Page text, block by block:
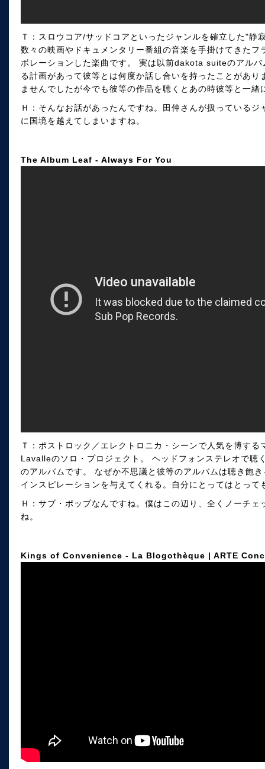
Ｔ：スロウコア/サッドコアといったジャンルを確立した"
数々の映画やドキュメンタリー番組の音楽を手掛けてきた
ボレーションした楽曲です。 実は以前dakota suiteのアル
る計画があって彼等とは何度か話し合いを持ったことがあ
ませんでしたが今でも彼等の作品を聴くとあの時彼等と一
Ｈ：そんなお話があったんですね。田仲さんが扱っている
に国境を越えてしまいますね。
The Album Leaf - Always For You
Ｔ：ポストロック／エレクトロニカ・シーンで人気を博す
Lavalleのソロ・プロジェクト。 ヘッドフォンステレオで聴
のアルバムです。 なぜか不思議と彼等のアルバムは聴き飽
インスピレーションを与えてくれる。自分にとってはとって
Ｈ：サブ・ポップなんですね。僕はこの辺り、全くノーチ
ね。
Kings of Convenience - La Blogothèque | ARTE